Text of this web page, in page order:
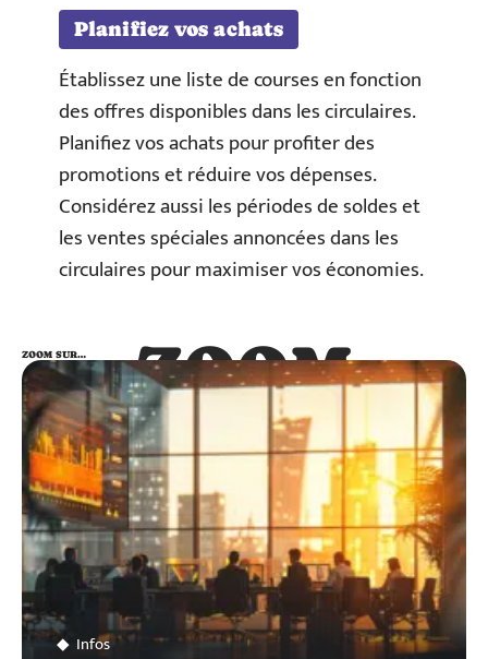
Planifiez vos achats
Établissez une liste de courses en fonction
des offres disponibles dans les circulaires.
Planifiez vos achats pour profiter des
promotions et réduire vos dépenses.
Considérez aussi les périodes de soldes et
les ventes spéciales annoncées dans les
circulaires pour maximiser vos économies.
ZOOM
SUR…
ZOOM SUR…
Infos